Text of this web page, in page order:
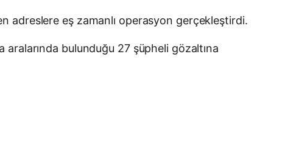
E-posta
adreslere eş zamanlı operasyon gerçekleştirdi.
bulunduğu 27 şüpheli gözaltına